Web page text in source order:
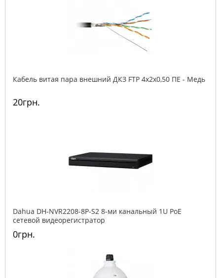
Кабель витая пара внешний ДКЗ FTP 4x2x0,50 ПE - Медь
20грн.
Dahua DH-NVR2208-8P-S2 8-ми канальный 1U PoE
сетевой видеорегистратор
0грн.